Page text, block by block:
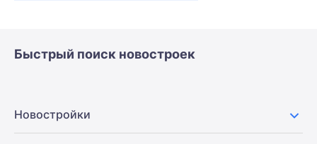
Быстрый поиск новостроек
Новостройки